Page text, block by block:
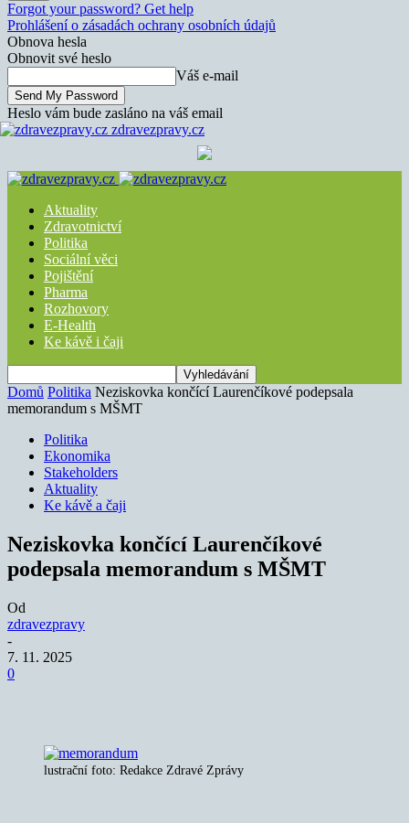
Forgot your password? Get help
Prohlášení o zásadách ochrany osobních údajů
Obnova hesla
Obnovit své heslo
Váš e-mail
Heslo vám bude zasláno na váš email
zdravezpravy.cz
Aktuality
Zdravotnictví
Politika
Sociální věci
Pojištění
Pharma
Rozhovory
E-Health
Ke kávě i čaji
Domů Politika Neziskovka končící Laurenčíkové podepsala
memorandum s MŠMT
Politika
Ekonomika
Stakeholders
Aktuality
Ke kávě a čaji
Neziskovka končící Laurenčíkové
podepsala memorandum s MŠMT
Od
zdravezpravy
-
7. 11. 2025
0
lustrační foto: Redakce Zdravé Zprávy